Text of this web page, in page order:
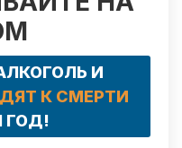
И
К СМЕРТИ
ГОД!